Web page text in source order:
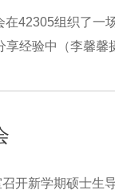
42305组织了
经验中（李馨
开新学期硕士